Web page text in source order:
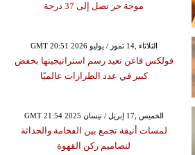
موجة حر تصل إلى 37 درجة
GMT 20:51 2026 الثلاثاء ,14 تموز / يوليو
فولكس فاغن تعيد رسم استراتيجيتها بخفض
كبير في عدد الطرازات عالميًا
GMT 21:54 2025 الخميس ,17 إبريل / نيسان
لمسات أنيقة تجمع بين الفخامة والحداثة
لتصاميم ركن القهوة